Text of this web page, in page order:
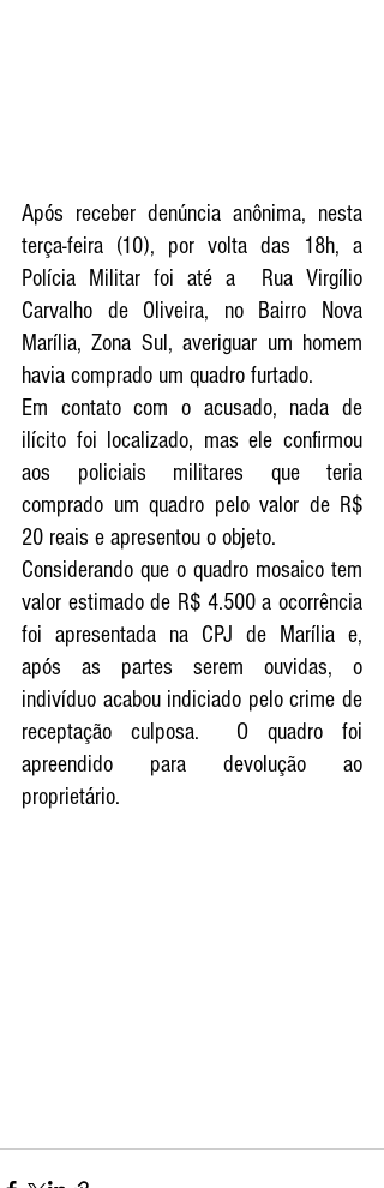
Após receber denúncia anônima, nesta
terça-feira (10), por volta das 18h, a
Polícia Militar foi até a  Rua Virgílio
Carvalho de Oliveira, no Bairro Nova
Marília, Zona Sul, averiguar um homem
havia comprado um quadro furtado.
Em contato com o acusado, nada de
ilícito foi localizado, mas ele confirmou
aos policiais militares que teria
comprado um quadro pelo valor de R$
20 reais e apresentou o objeto.
Considerando que o quadro mosaico tem
valor estimado de R$ 4.500 a ocorrência
foi apresentada na CPJ de Marília e,
após as partes serem ouvidas, o
indivíduo acabou indiciado pelo crime de
receptação culposa.  O quadro foi
apreendido para devolução ao
proprietário.